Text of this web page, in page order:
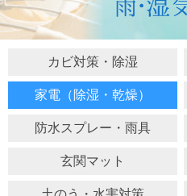
カビ対策・除湿
家電（除湿・乾燥）
防水スプレー・雨具
玄関マット